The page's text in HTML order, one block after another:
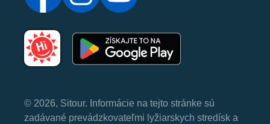
© 2026, Sitour. Informácie na tejto stránke sú
zadávané prevádzkovateľmi lyžiarskych stredísk a